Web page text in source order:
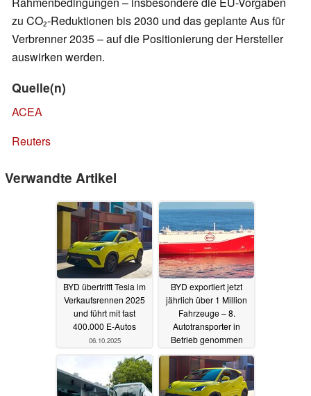
zu CO₂-Reduktionen bis 2030 und das geplante Aus für
Verbrenner 2035 – auf die Positionierung der Hersteller
auswirken werden.
Quelle(n)
ACEA
Reuters
Verwandte Artikel
BYD übertrifft Tesla im
Verkaufsrennen 2025
und führt mit fast
400.000 E-Autos
06.10.2025
BYD exportiert jetzt
jährlich über 1 Million
Fahrzeuge – 8.
Autotransporter in
Betrieb genommen
29.09.2025